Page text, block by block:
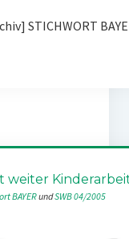
STICHWORT
weiter
BAYER und SWB 04/2005